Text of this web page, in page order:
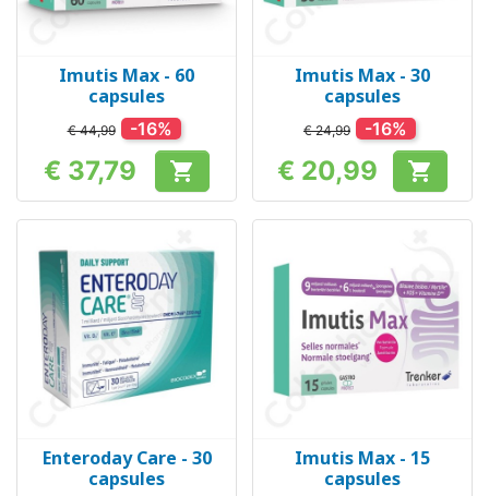
Imutis Max - 60
capsules
€ 44,99 -16%
Prijs
€ 37,79 
Imutis Max - 30
capsules
€ 24,99 -16%
Prijs
€ 20,99 
Enteroday Care - 30
capsules
Imutis Max - 15
capsules